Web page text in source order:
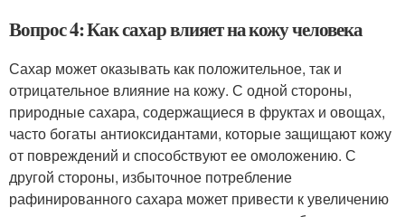
Вопрос 4: Как сахар влияет на кожу человека
Сахар может оказывать как положительное, так и
отрицательное влияние на кожу. С одной стороны,
природные сахара, содержащиеся в фруктах и овощах,
часто богаты антиоксидантами, которые защищают кожу
от повреждений и способствуют ее омоложению. С
другой стороны, избыточное потребление
рафинированного сахара может привести к увеличению